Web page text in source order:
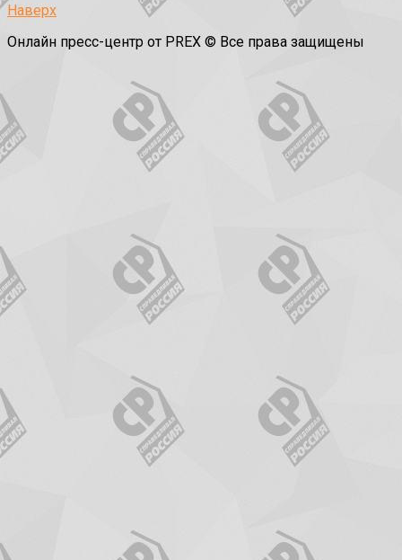
Наверх
Онлайн пресс-центр от PREX © Все права защищены